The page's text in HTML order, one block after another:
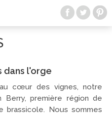
dans l'orge
cœur des vignes, notre
Berry, première région de
brassicole. Nous sommes